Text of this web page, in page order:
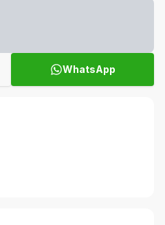
WhatsApp